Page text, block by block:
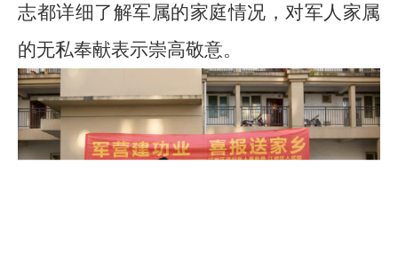
志都详细了解军属的家庭情况，对军人家属
的无私奉献表示崇高敬意。